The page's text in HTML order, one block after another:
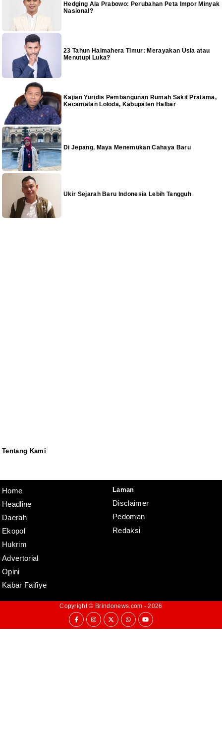
Hedging Ala Prabowo: Perubahan Peta Impor Minyak
Nasional?
23 Tahun Halmahera Timur: Merayakan Usia atau
Menutupi Luka?
Kajian Yuridis Pembangunan Rumah Sakit Pratama,
Kecamatan Loloda, Kabupaten Halbar
Di Jepang, Maya Menemukan Cahaya Baru
Ukir Sejarah Baru Indonesia Lebih Tangguh
Tentang Kami
Home
Headline
Daerah
Ekopol
Hukrim
Advertorial
Opini
Kabar Faifiye
Laman
Disclaimer
Pedoman
Redaksi
Copyright © Brindonews.com - 2026